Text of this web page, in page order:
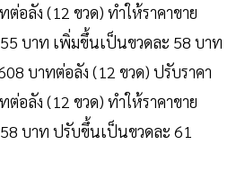
อลัง (12 ขวด) ทำให้ราคาขาย
บาท เพิ่มขึ้นเป็นขวดละ 58 บาท
บาทต่อลัง (12 ขวด) ปรับราคา
อลัง (12 ขวด) ทำให้ราคาขาย
บาท ปรับขึ้นเป็นขวดละ 61